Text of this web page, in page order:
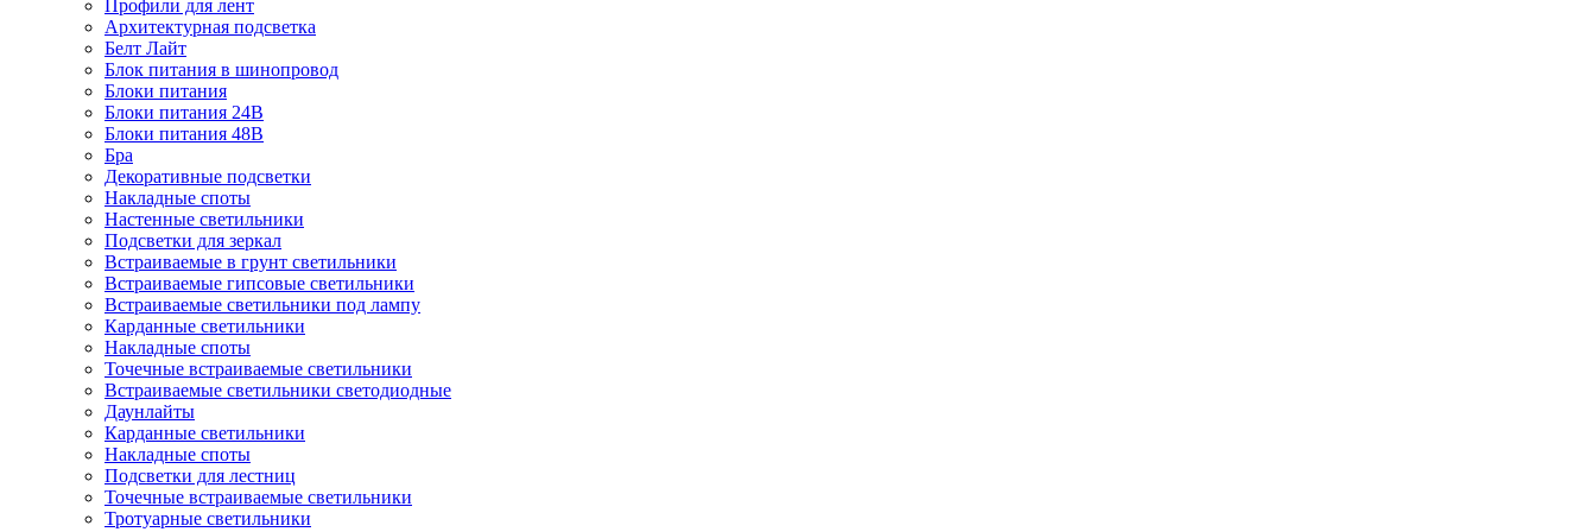
Профили для лент
Архитектурная подсветка
Белт Лайт
Блок питания в шинопровод
Блоки питания
Блоки питания 24В
Блоки питания 48В
Бра
Декоративные подсветки
Накладные споты
Настенные светильники
Подсветки для зеркал
Встраиваемые в грунт светильники
Встраиваемые гипсовые светильники
Встраиваемые светильники под лампу
Карданные светильники
Накладные споты
Точечные встраиваемые светильники
Встраиваемые светильники светодиодные
Даунлайты
Карданные светильники
Накладные споты
Подсветки для лестниц
Точечные встраиваемые светильники
Тротуарные светильники